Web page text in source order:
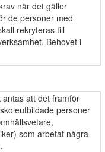
när det gäller
de personer med
rekryteras till
Behovet i
att det framför
personer
som arbetat några